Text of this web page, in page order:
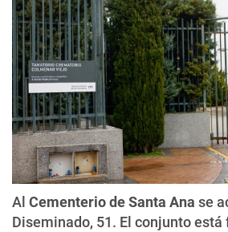
Al Cementerio de Santa Ana se
Diseminado, 51. El conjunto está